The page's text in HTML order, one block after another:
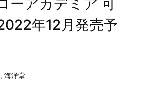
ーアカデミア 可
年12月発売予
, 海洋堂